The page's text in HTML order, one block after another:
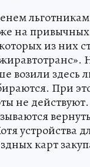
на
из них
возили здесь
При
не
устройства
карт